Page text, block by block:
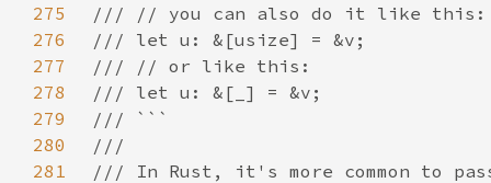
275
276
277
278
279
280
281